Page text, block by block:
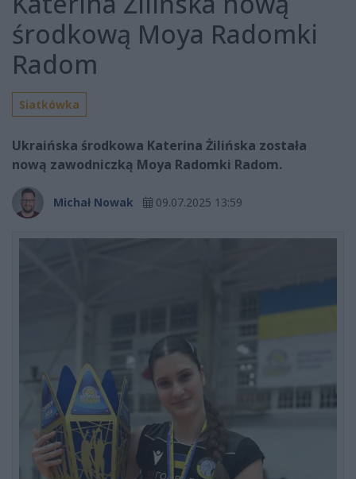
środkową Moya Radomki
Radom
Siatkówka
Ukraińska środkowa Katerina Żilińska została
nową zawodniczką Moya Radomki Radom.
Michał Nowak 09.07.2025 13:59